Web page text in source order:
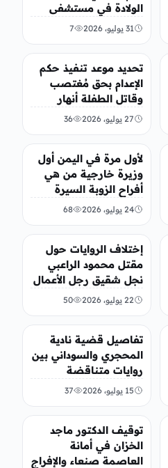
الولادة في مستشفى
السبعين بصنعاء
31 يوليو، 2026 7
أخبار محلية
تحديد موعد تنفيذ حكم
الإعدام بحق مُغتصب
وقاتل الطفلة أنهار
العامري
27 يوليو، 2026 36
أخبار محلية
لأول مرة في اليمن أول
وزيرة خارجية من هي
أفراح الزوبة السيرة
الذاتية
24 يوليو، 2026 68
أخبار محلية
إختلاف الروايات حول
مقتل محمود الراعبي
نجل شقيق رجل الأعمال
عبدالله الراعبي
22 يوليو، 2026 50
أخبار محلية
تفاصيل قضية نادية
المحجري والسوداني بين
روايات متناقضة
وانتظار القضاء
15 يوليو، 2026 37
أخبار محلية
توقيف الدكتور ماجد
الخزان في أمانة
العاصمة صنعاء والإفراج